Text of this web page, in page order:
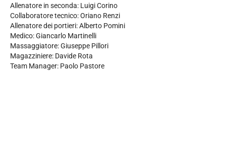
Allenatore in seconda: Luigi Corino
Collaboratore tecnico: Oriano Renzi
Allenatore dei portieri: Alberto Pomini
Medico: Giancarlo Martinelli
Massaggiatore: Giuseppe Pillori
Magazziniere: Davide Rota
Team Manager: Paolo Pastore